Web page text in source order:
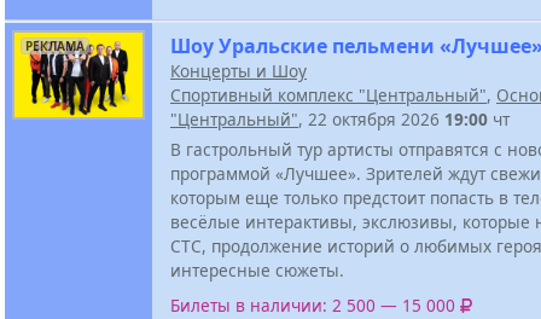
РЕКЛАМА Шоу Уральские пельмени
Концерты и Шоу
Спортивный комплекс "Центральный",
"Центральный", 22 октября 2026 19:00 чт
В гастрольный тур артисты отправятся с
программой «Лучшее». Зрителей ждут
которым еще только предстоит попасть в
весёлые интерактивы, экслюзивы, которые
СТС, продолжение историй о любимых
интересные сюжеты.
Билеты в наличии: 2 500 — 15 000